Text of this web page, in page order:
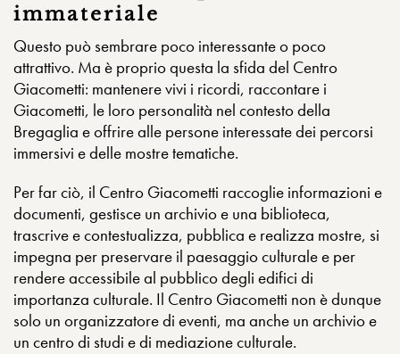
immateriale
Questo può sembrare poco interessante o poco
attrattivo. Ma è proprio questa la sfida del Centro
Giacometti: mantenere vivi i ricordi, raccontare i
Giacometti, le loro personalità nel contesto della
Bregaglia e offrire alle persone interessate dei percorsi
immersivi e delle mostre tematiche.
Per far ciò, il Centro Giacometti raccoglie informazioni e
documenti, gestisce un archivio e una biblioteca,
trascrive e contestualizza, pubblica e realizza mostre, si
impegna per preservare il paesaggio culturale e per
rendere accessibile al pubblico degli edifici di
importanza culturale. Il Centro Giacometti non è dunque
solo un organizzatore di eventi, ma anche un archivio e
un centro di studi e di mediazione culturale.